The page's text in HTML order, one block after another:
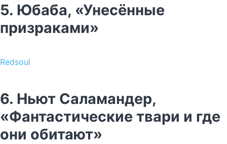
5. Юбаба, «Унесённые
призраками»
Redsoul
6. Ньют Саламандер,
«Фантастические твари и где
они обитают»